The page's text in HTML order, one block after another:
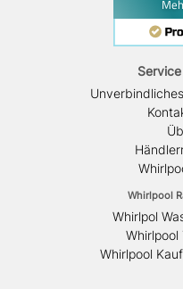
Whirlpool
Whirlpol
Whirlpool
Whirlpool